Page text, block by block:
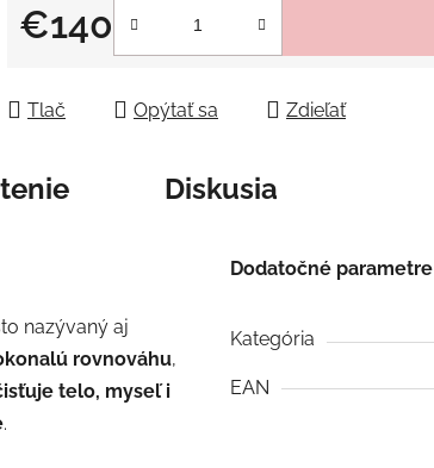
€140
Jednotková cena:
Tlač Opýtať sa Zdieľať
Diskusia
nazývaný aj
rovnováhu,
telo, myseľ i
.
Dodatočné parametre
Kategória
EAN